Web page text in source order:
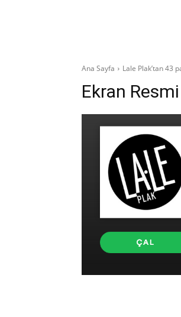
Ana Sayfa Lale Plak’tan 43
Ekran